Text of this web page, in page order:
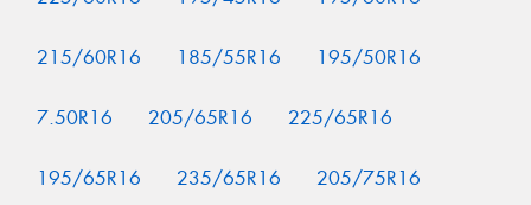
215/60R16 185/55R16 195/50R16
7.50R16 205/65R16 225/65R16
195/65R16 235/65R16 205/75R16